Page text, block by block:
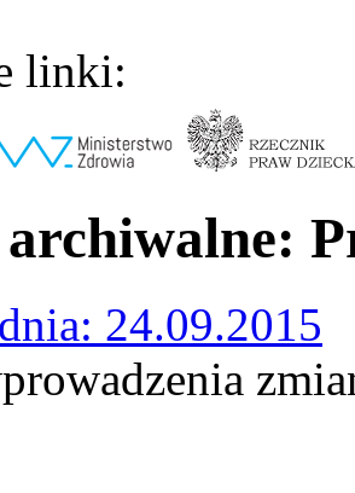
linki:
24.09.2015